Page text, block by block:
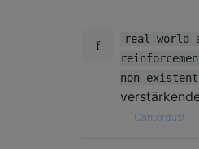
real-
non-existent
Cantordust